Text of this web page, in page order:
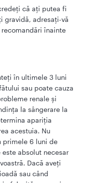
că ați putea fi
gravidă, adresați-vă
înainte
în ultimele 3 luni
sau poate cauza
renale și
la sângerare la
apariția
acestuia. Nu
primele 6 luni de
absolut necesar
Dacă aveți
sau când